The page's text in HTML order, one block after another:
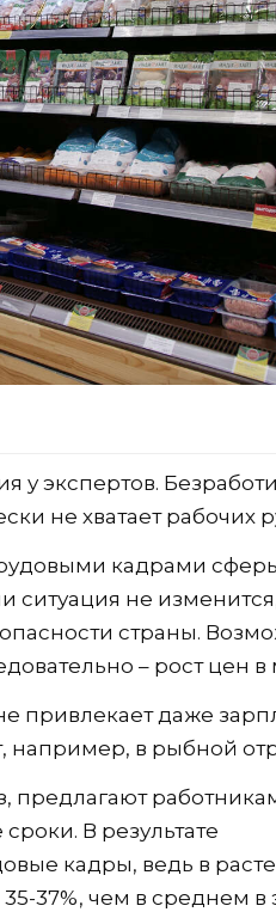
у экспертов.
не хватает рабочих
кадрами
ситуация не
страны.
– рост цен в
привлекает даже
например, в рыбной
предлагают
В результате
кадры, ведь в
37%, чем в среднем в